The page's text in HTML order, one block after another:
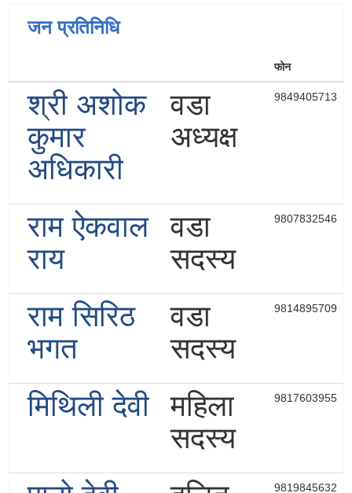
जन प्रतिनिधि
फोन
श्री अशोक
कुमार
अधिकारी
वडा
अध्यक्ष
9849405713
राम ऐकवाल
राय
वडा
सदस्य
9807832546
राम सिरिठ
भगत
वडा
सदस्य
9814895709
मिथिली देवी
महिला
सदस्य
9817603955
9819845632